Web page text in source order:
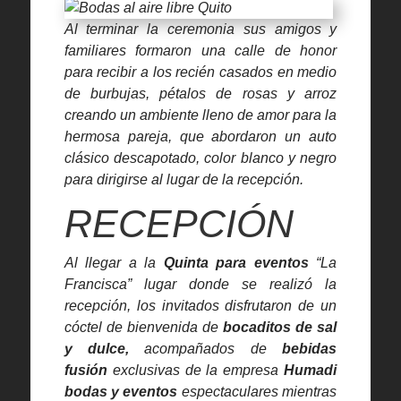
Al terminar la ceremonia sus amigos y
familiares formaron una calle de honor
para recibir a los recién casados en medio
de burbujas, pétalos de rosas y arroz
creando un ambiente lleno de amor para la
hermosa pareja, que abordaron un auto
clásico descapotado, color blanco y negro
para dirigirse al lugar de la recepción.
RECEPCIÓN
Al llegar a la Quinta para eventos “La
Francisca” lugar donde se realizó la
recepción, los invitados disfrutaron de un
cóctel de bienvenida debocaditos de sal
y dulce,acompañados debebidas
fusión exclusivas de la empresaHumadi
bodas y eventos espectaculares mientras